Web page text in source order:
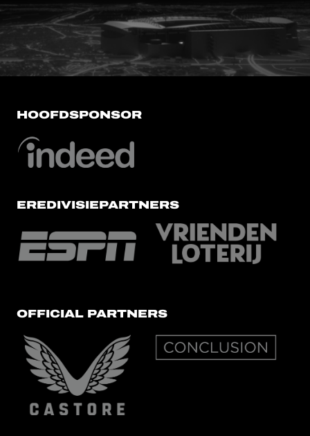
FC Utrecht<br>vanuit<br>het
HOOFDSPONSOR
EREDIVISIEPARTNERS
OFFICIAL PARTNERS